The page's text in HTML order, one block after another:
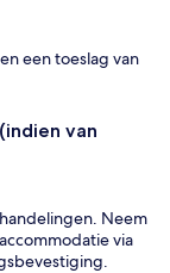
een toeslag van
van
Neem
via